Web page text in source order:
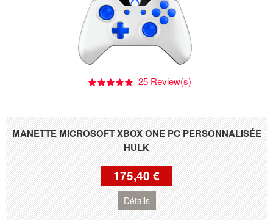
MANETTE MICROSOFT XBOX ONE PC PERSONNALISÉE
HULK
25 Review(s)
175,40 €
Détails